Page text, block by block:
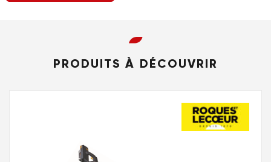
PRODUITS À DÉCOUVRIR